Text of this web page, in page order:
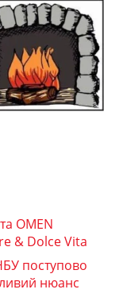
OMEN
& Dolce Vita
поступово
нюанс